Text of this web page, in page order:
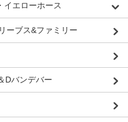
イエローホース
ーブス&ファミリー
Dバンデバー